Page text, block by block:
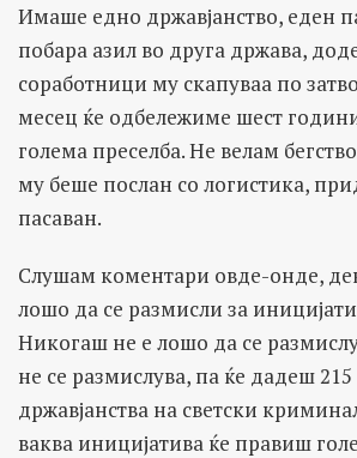
Имаше едно државјанство, еден
побара азил во друга држава,
соработници му скапуваа по
месец ќе одбележиме шест
голема преселба. Не велам
му беше послан со логистика,
пасаван.
Слушам коментари овде-онде,
лошо да се размисли за
Никогаш не е лошо да се
не се размислува, па ќе дадеш
државјанства на светски
ваква иницијатива ќе правиш